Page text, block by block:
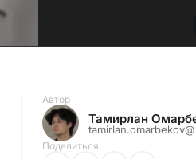
Автор
Тамирлан
Поделиться